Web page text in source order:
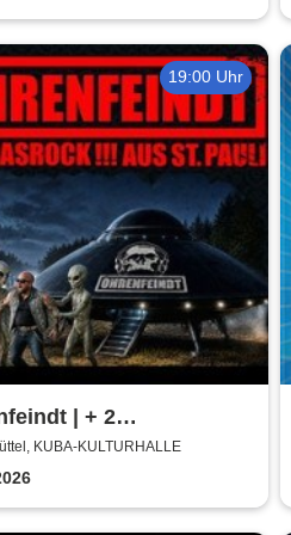
Tournee
19:00 Uhr
| + 2
KUBA-KULTURHALLE